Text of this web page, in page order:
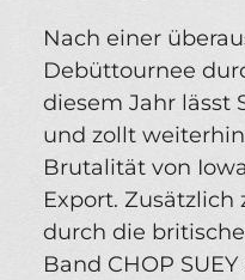
Nach einer
Debüttournee
diesem Jahr lässt
und zollt
Brutalität von
Export.
durch die
Band CHOP